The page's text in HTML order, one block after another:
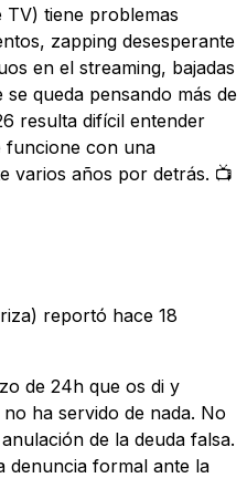
TV) tiene problemas
zapping desesperante
en el streaming, bajadas
queda pensando más de
resulta difícil entender
funcione con una
varios años por detrás. 📺
reportó hace 18
de 24h que os di y
ha servido de nada. No
de la deuda falsa.
denuncia formal ante la